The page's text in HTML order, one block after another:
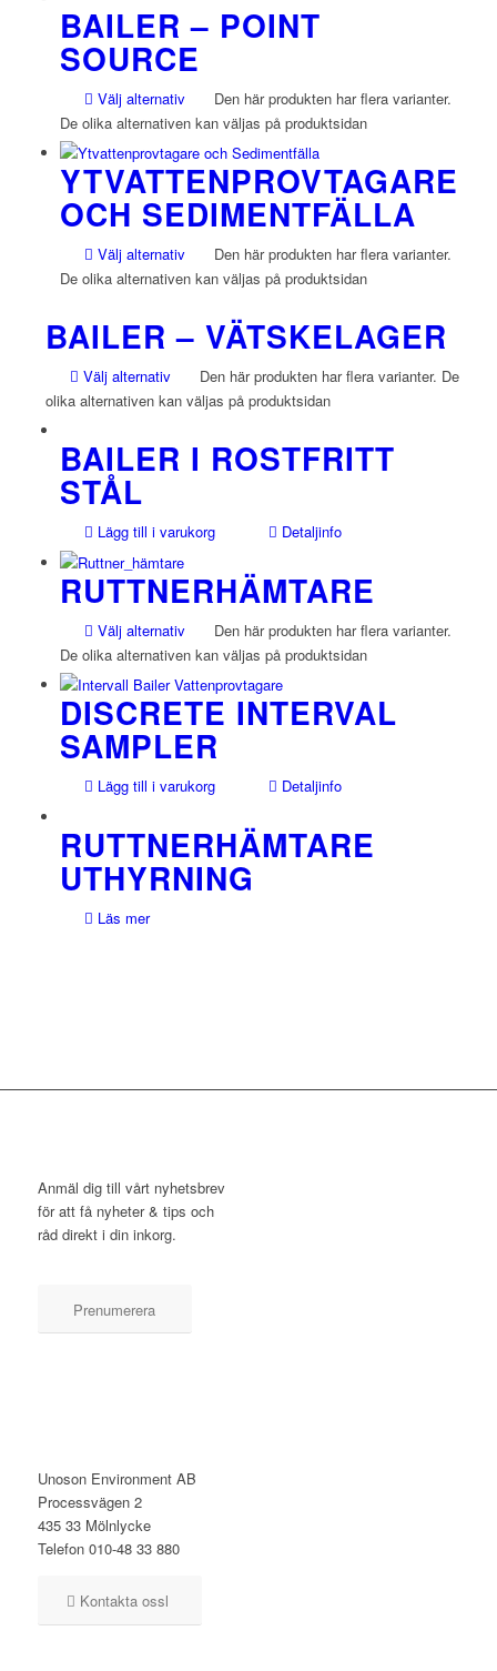
BAILER – POINT
SOURCE
Välj alternativ
Den här produkten har flera varianter.
De olika alternativen kan väljas på produktsidan
YTVATTENPROVTAGARE
OCH SEDIMENTFÄLLA
Välj alternativ
Den här produkten har flera varianter.
De olika alternativen kan väljas på produktsidan
BAILER – VÄTSKELAGER
Välj alternativ
Den här produkten har flera varianter. De
olika alternativen kan väljas på produktsidan
BAILER I ROSTFRITT
STÅL
Lägg till i varukorg Detaljinfo
RUTTNERHÄMTARE
Välj alternativ
Den här produkten har flera varianter.
De olika alternativen kan väljas på produktsidan
DISCRETE INTERVAL
SAMPLER
Lägg till i varukorg Detaljinfo
RUTTNERHÄMTARE
UTHYRNING
Läs mer
Anmäl dig till vårt nyhetsbrev
för att få nyheter & tips och
råd direkt i din inkorg.
Prenumerera
Unoson Environment AB
Processvägen 2
435 33 Mölnlycke
Telefon 010-48 33 880
Kontakta ossl